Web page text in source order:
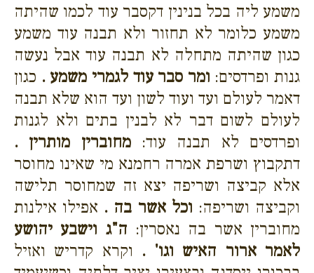
משמע ליה בכל בנינין דקסבר עוד לכמו שהיתה
משמע כלומר לא תחזור ולא תבנה עוד משמע
כגון שהיתה מתחלה לא תבנה עוד אבל נעשה
גנות ופרדסים: ומר סבר עוד לגמרי משמע . כגון
דאמר לעולם ועד ועוד לשון ועד הוא שלא תבנה
לעולם לשום דבר לא לבנין בתים ולא לגנות
ופרדסים לא תבנה עוד:מחוברין מותרין .
דתקבוץ ושרפת אמרה רחמנא מי שאינו מחוסר
אלא קביצה ושריפה יצא זה שמחוסר תלישה
וקביצה ושריפה: וכל אשר בה . אפילו אילנות
מחוברין אשר בה נאסרין: ה"ג וישבע יהושע
לאמר ארור האיש וגו' . וקרא קדריש ואזיל